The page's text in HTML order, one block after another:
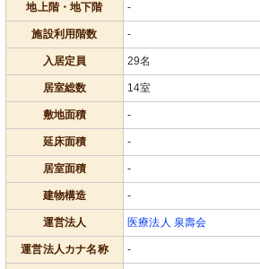
地上階・地下階 -
施設利用階数 -
入居定員 29名
居室総数 14室
敷地面積 -
延床面積 -
居室面積 -
建物構造 -
運営法人 医療法人 泉壽会
運営法人カナ名称 -